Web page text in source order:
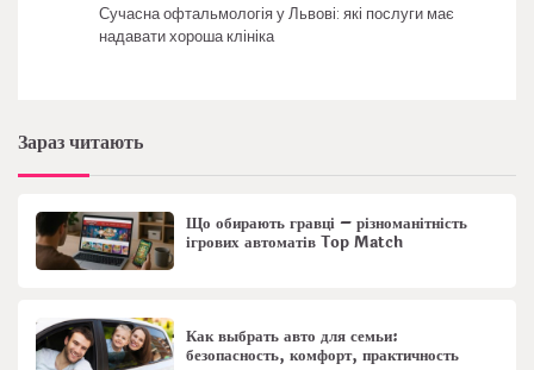
Сучасна офтальмологія у Львові: які послуги має
надавати хороша клініка
Зараз читають
Що обирають гравці – різноманітність
ігрових автоматів Top Match
Как выбрать авто для семьи:
безопасность, комфорт, практичность